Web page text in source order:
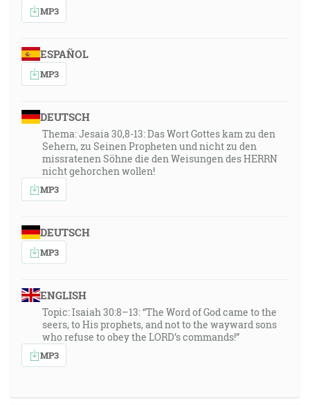
MP3
ESPAÑOL
MP3
DEUTSCH
Thema: Jesaia 30,8-13: Das Wort Gottes kam zu den
Sehern, zu Seinen Propheten und nicht zu den
missratenen Söhne die den Weisungen des HERRN
nicht gehorchen wollen!
MP3
DEUTSCH
MP3
ENGLISH
Topic: Isaiah 30:8–13: “The Word of God came to the
seers, to His prophets, and not to the wayward sons
who refuse to obey the LORD’s commands!”
MP3